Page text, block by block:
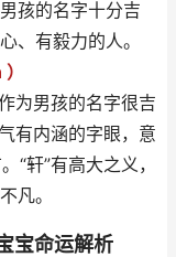
孩的名字十分吉
、有毅力的人。
为男孩的名字很吉
有内涵的字眼，意
“轩”有高大之义，
凡。
宝命运解析